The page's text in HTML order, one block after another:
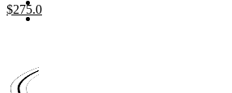
Original
price
$275.0Current